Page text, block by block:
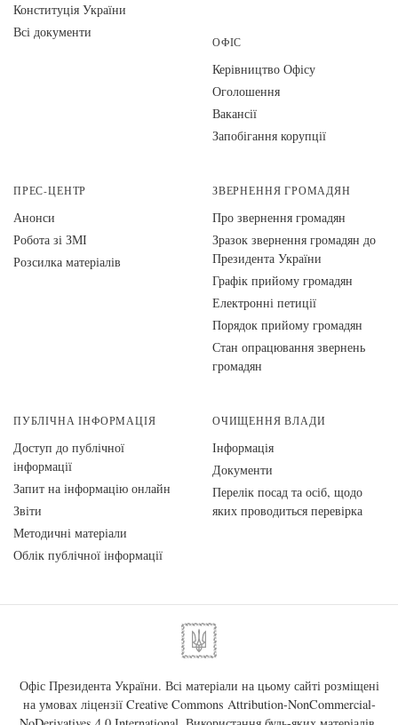
Конституція України
Всі документи
ОФІС
Керівництво Офісу
Оголошення
Вакансії
Запобігання корупції
ПРЕС-ЦЕНТР
Анонси
Робота зі ЗМІ
Розсилка матеріалів
ЗВЕРНЕННЯ ГРОМАДЯН
Про звернення громадян
Зразок звернення громадян до
Президента України
Графік прийому громадян
Електронні петиції
Порядок прийому громадян
Стан опрацювання звернень
громадян
ПУБЛІЧНА ІНФОРМАЦІЯ
Доступ до публічної
інформації
Запит на інформацію онлайн
Звіти
Методичні матеріали
Облік публічної інформації
ОЧИЩЕННЯ ВЛАДИ
Інформація
Документи
Перелік посад та осіб, щодо
яких проводиться перевірка
Офіс Президента України. Всі матеріали на цьому сайті розміщені
на умовах ліцензії Creative Commons Attribution-NonCommercial-